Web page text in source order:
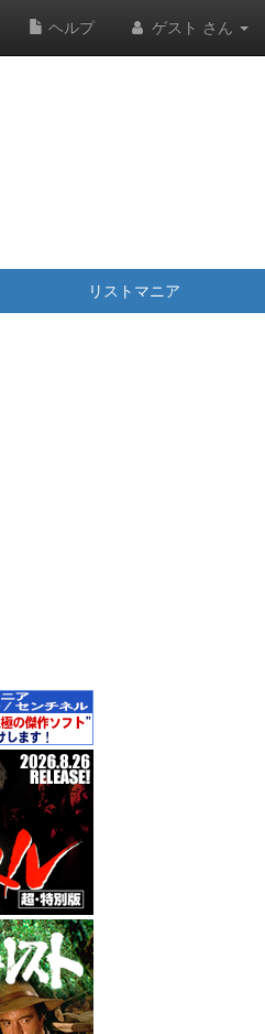
ヘルプ ゲスト さん
リストマニア